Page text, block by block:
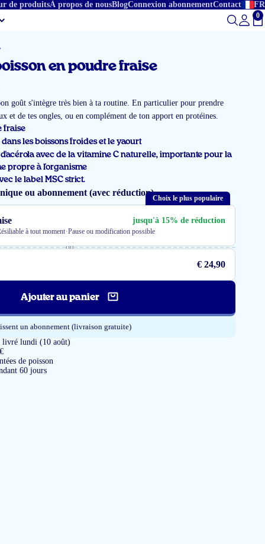
de produitsÀ propos de nousBlogConnexion abonnementContact FR
0
en poudre fraise
goût s'intègre très bien à ta routine. En particulier pour prendre
et de tes ongles, ou en complément de ton apport en protéines.
fraise
les boissons froides et le yaourt
avec de la vitamine C naturelle, importante pour la
propre à l'organisme
le label MSC strict.
ou abonnement (avec réduction)
Choix le plus populaire
jusqu'à 15% de réduction
à tout moment·Pause ou modification possible
ou
€ 24,90
Ajouter au panier
un abonnement (livraison gratuite)
livré lundi (10 août)
de poisson
60 jours